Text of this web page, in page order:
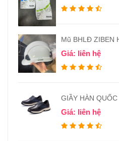
Mũ BHLĐ ZIBEN
Giá: liên hệ
GIẦY HÀN
Giá: liên hệ